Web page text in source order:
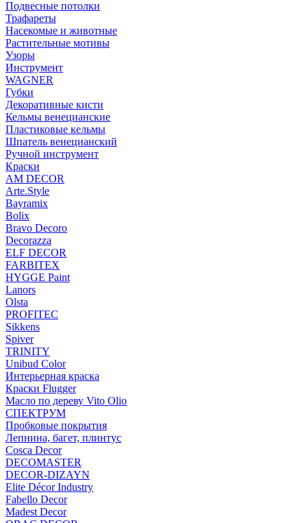
Подвесные потолки
Трафареты
Насекомые и животные
Растительные мотивы
Узоры
Инструмент
WAGNER
Губки
Декоративные кисти
Кельмы венецианские
Пластиковые кельмы
Шпатель венецианский
Ручной инструмент
Краски
AM DECOR
Arte.Style
Bayramix
Bolix
Bravo Decoro
Decorazza
ELF DECOR
FARBITEX
HYGGE Paint
Lanors
Olsta
PROFITEC
Sikkens
Spiver
TRINITY
Unibud Color
Интерьерная краска
Краски Flugger
Масло по дереву Vito Olio
СПЕКТРУМ
Пробковые покрытия
Лепнина, багет, плинтус
Cosca Decor
DECOMASTER
DECOR-DIZAYN
Elite Décor Industry
Fabello Decor
Madest Decor